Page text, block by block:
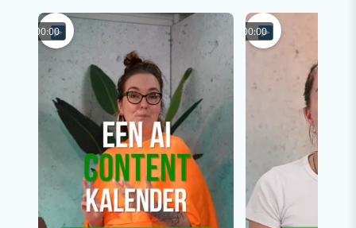
00:00 00:00